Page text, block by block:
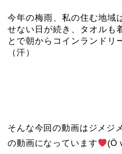
今年の梅雨、私の住む地域
せない日が続き、タオルも
とで朝からコインランドリ
（汗）
そんな今回の動画はジメジ
の動画になっています
(Ӧ